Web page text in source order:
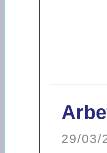
29/03/